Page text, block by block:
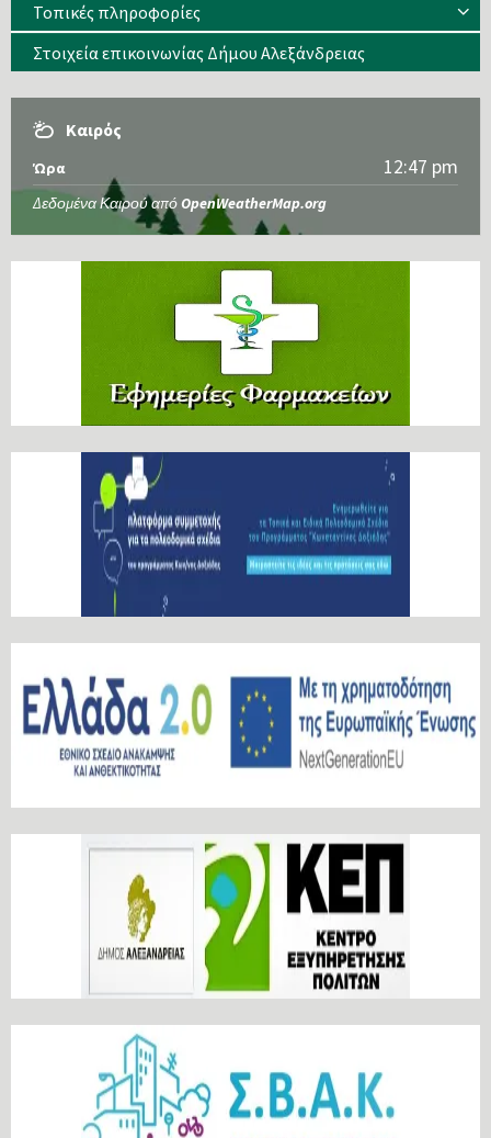
Τοπικές πληροφορίες
Στοιχεία επικοινωνίας Δήμου Αλεξάνδρειας
Καιρός
Ώρα 12:47 pm
Δεδομένα Καιρού από OpenWeatherMap.org